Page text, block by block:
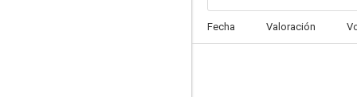
Fecha Valoración